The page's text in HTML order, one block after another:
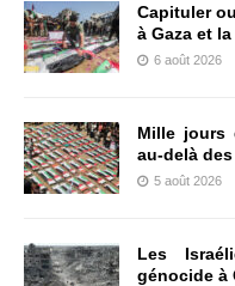
Capituler
à Gaza et
6 août 2026
Mille jours
au-delà
5 août 2026
Les
génocide à